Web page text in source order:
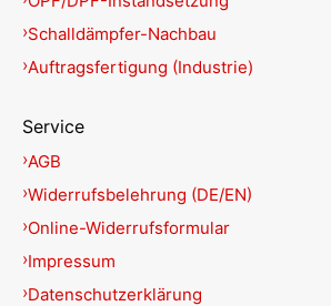
Schalldämpfer-Nachbau
Auftragsfertigung (Industrie)
Service
AGB
Widerrufsbelehrung (DE/EN)
Online-Widerrufsformular
Impressum
Datenschutzerklärung